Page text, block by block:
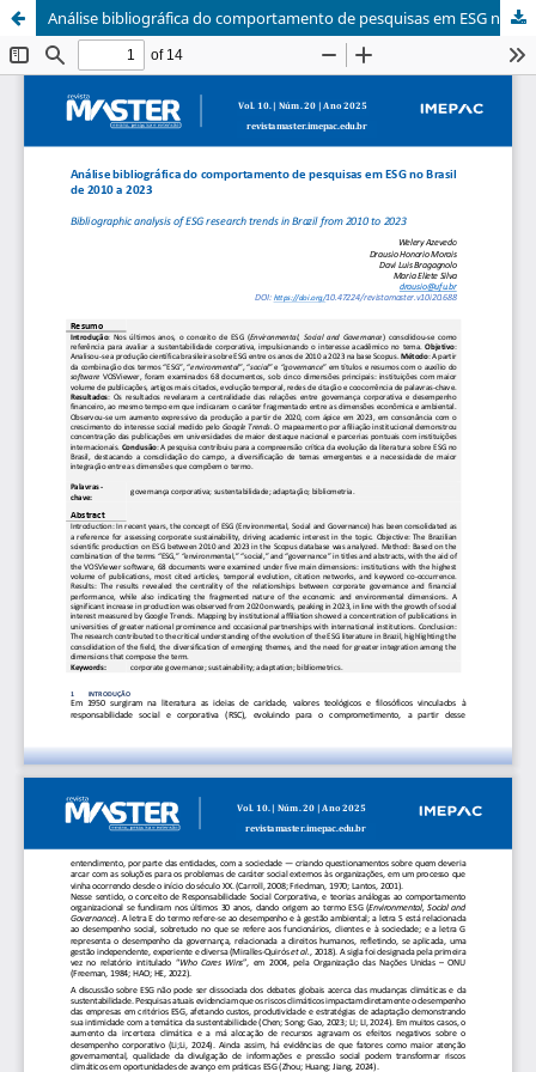
Análise bibliográfica do comportamento de pesquisas em ESG no Brasil de 2010 a 2023